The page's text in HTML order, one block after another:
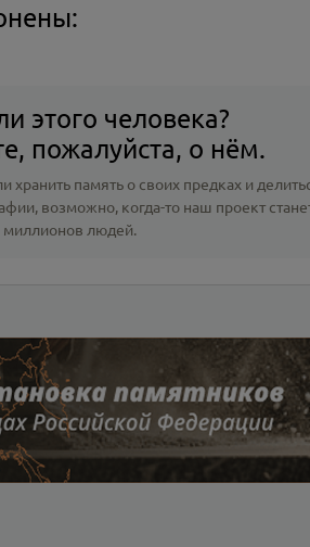
этого человека?
пожалуйста, о нём.
память о своих предках и
, возможно, когда-то наш проект
миллионов людей.